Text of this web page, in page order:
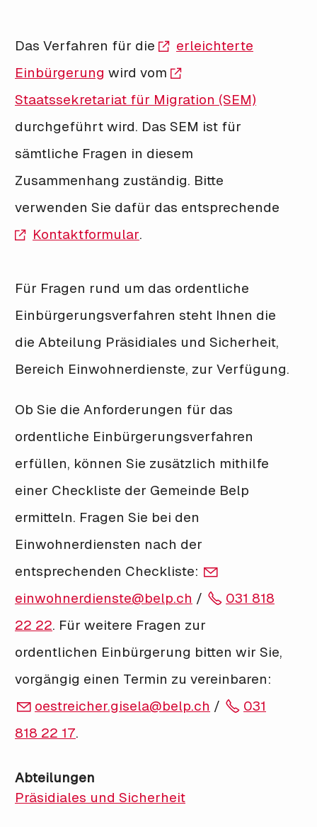
Das Verfahren für die
erleichterte
Einbürgerung wird vom
Staatssekretariat für Migration (SEM)
durchgeführt wird. Das SEM ist für
sämtliche Fragen in diesem
Zusammenhang zuständig. Bitte
verwenden Sie dafür das entsprechende
Kontaktformular.
Für Fragen rund um das ordentliche
Einbürgerungsverfahren steht Ihnen die
die Abteilung Präsidiales und Sicherheit,
Bereich Einwohnerdienste, zur Verfügung.
Ob Sie die Anforderungen für das
ordentliche Einbürgerungsverfahren
erfüllen, können Sie zusätzlich mithilfe
einer Checkliste der Gemeinde Belp
ermitteln. Fragen Sie bei den
Einwohnerdiensten nach der
entsprechenden Checkliste:
einwohnerdienste@belp.ch /
031 818
22 22. Für weitere Fragen zur
ordentlichen Einbürgerung bitten wir Sie,
vorgängig einen Termin zu vereinbaren:
oestreicher.gisela@belp.ch /
031
818 22 17.
Abteilungen
Präsidiales und Sicherheit